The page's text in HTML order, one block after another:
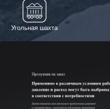
Угольная шахта